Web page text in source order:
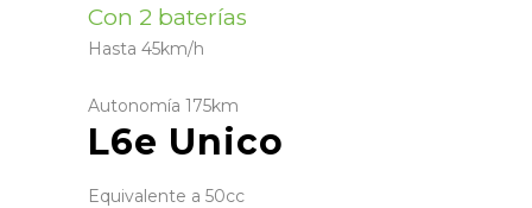
Con 2 baterías
Hasta 45km/h
Autonomía 175km
L6e Unico
Equivalente a 50cc